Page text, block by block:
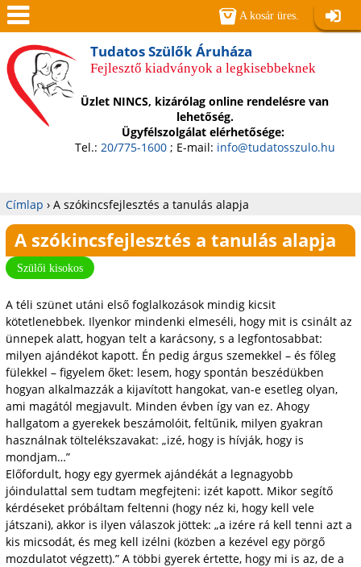
Jump to navigation
Tudatos Szülők Áruháza
Fejlesztő kiadványok a legkisebbeknek
Üzlet NINCS, kizárólag online rendelésre van
lehetőség.
Ügyfélszolgálat elérhetősége:
Tel.: 20/775-1600; E-mail: info@tudatosszulo.hu
Jelenlegi
hely
Címlap › A szókincsfejlesztés a tanulás alapja
A szókincsfejlesztés a tanulás alapja
Szülői kisokos
A téli szünet utáni első foglalkozások mindig kicsit
kötetlenebbek. Ilyenkor mindenki elmeséli, hogy mit is csinált az
ünnepek alatt, hogyan telt a karácsony, s a legfontosabbat:
milyen ajándékot kapott. Én pedig árgus szemekkel – és főleg
fülekkel – figyelem őket: lesem, hogy spontán beszédükben
hogyan alkalmazzák a kijavított hangokat, van-e esetleg olyan,
ami magától megjavult. Minden évben így van ez. Ahogy
hallgatom a gyerekek beszámolóit, feltűnik, milyen gyakran
használnak töltelékszavakat: „izé, hogy is hívják, hogy is
mondjam…”
Előfordult, hogy egy gyermek ajándékát a legnagyobb
jóindulattal sem tudtam megfejteni: izét kapott. Mikor segítő
kérdé­seket pró­báltam feltenni (hogy néz ki, hogy kell vele
játszani), akkor is ilyen válaszok jöttek: „a izére rá kell tenni azt a
kis micsodát, és meg kell izélni (köz­ben a kezével egy pörgő
mozdulatot végzett).” A többi gyerek értette, hogy mi is az, de a
A kosár üres.
Men
ü